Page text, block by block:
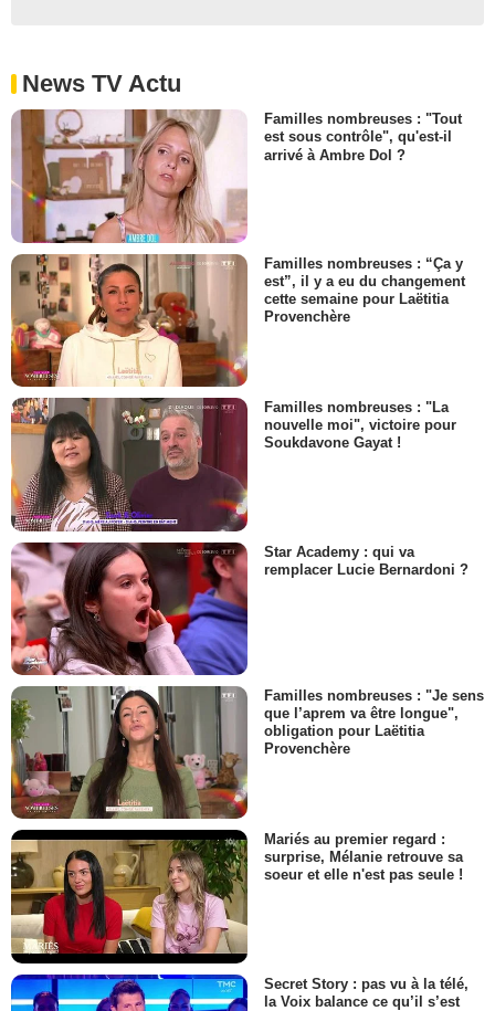
News TV Actu
Familles nombreuses : "Tout
est sous contrôle", qu'est-il
arrivé à Ambre Dol ?
Familles nombreuses : “Ça y
est”, il y a eu du changement
cette semaine pour Laëtitia
Provenchère
Familles nombreuses : "La
nouvelle moi", victoire pour
Soukdavone Gayat !
Star Academy : qui va
remplacer Lucie Bernardoni ?
Familles nombreuses : "Je sens
que l’aprem va être longue",
obligation pour Laëtitia
Provenchère
Mariés au premier regard :
surprise, Mélanie retrouve sa
soeur et elle n'est pas seule !
Secret Story : pas vu à la télé,
la Voix balance ce qu’il s’est